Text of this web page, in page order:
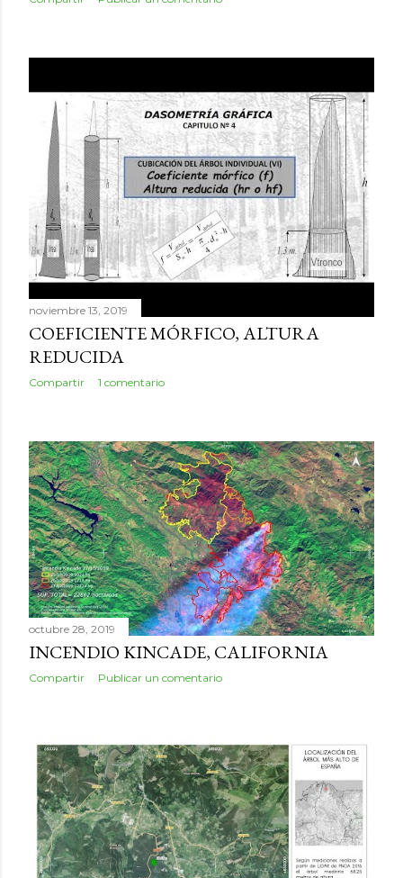
noviembre 13, 2019
COEFICIENTE MÓRFICO, ALTURA
REDUCIDA
Compartir 1 comentario
octubre 28, 2019
INCENDIO KINCADE, CALIFORNIA
Compartir Publicar un comentario